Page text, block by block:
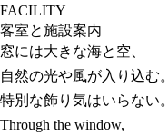
FACILITY
客室と施設案内
窓には大きな海と空、
自然の光や風が入り込む。
特別な飾り気はいらない。
Through the window,